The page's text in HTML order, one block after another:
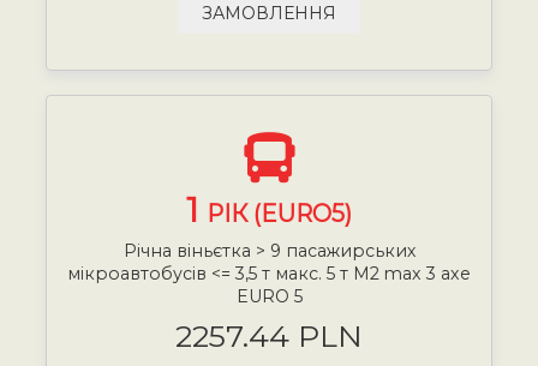
ЗАМОВЛЕННЯ
1 РІК (EURO5)
Річна віньєтка > 9 пасажирських
мікроавтобусів <= 3,5 т макс. 5 т М2 max 3 axe
EURO 5
2257.44 PLN